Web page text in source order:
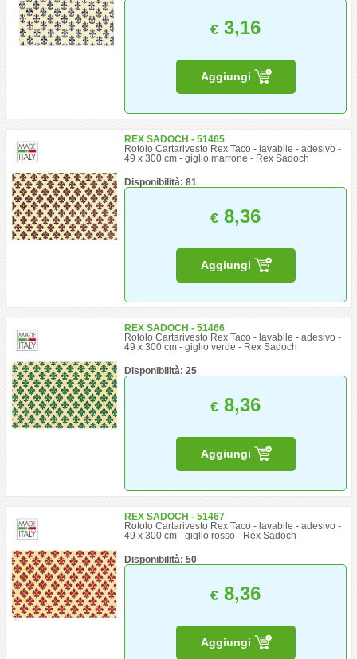
€ 3,16
Aggiungi
REX SADOCH - 51465
Rotolo Cartarivesto Rex Taco - lavabile - adesivo -
49 x 300 cm - giglio marrone - Rex Sadoch
Disponibilità: 81
€ 8,36
Aggiungi
REX SADOCH - 51466
Rotolo Cartarivesto Rex Taco - lavabile - adesivo -
49 x 300 cm - giglio verde - Rex Sadoch
Disponibilità: 25
€ 8,36
Aggiungi
REX SADOCH - 51467
Rotolo Cartarivesto Rex Taco - lavabile - adesivo -
49 x 300 cm - giglio rosso - Rex Sadoch
Disponibilità: 50
€ 8,36
Aggiungi